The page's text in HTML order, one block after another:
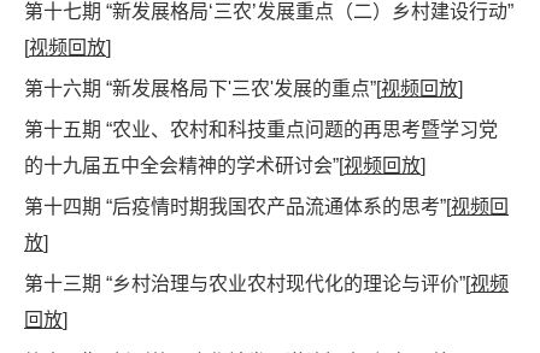
第十七期 “新发展格局‘三农’发展重点（二）乡村建设行动”
[视频回放]
第十六期 “新发展格局下'三农'发展的重点”[视频回放]
第十五期 “农业、农村和科技重点问题的再思考暨学习党
的十九届五中全会精神的学术研讨会”[视频回放]
第十四期 “后疫情时期我国农产品流通体系的思考”[视频回
放]
第十三期 “乡村治理与农业农村现代化的理论与评价”[ 视频
回放